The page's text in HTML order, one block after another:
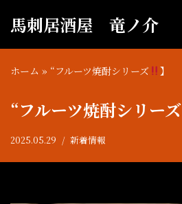
テ
ツ
ス
馬刺居酒屋 竜ノ介
ホーム » “フルーツ焼酎シリーズ 】
“フルーツ焼酎シリーズ
2025.05.29 新着情報